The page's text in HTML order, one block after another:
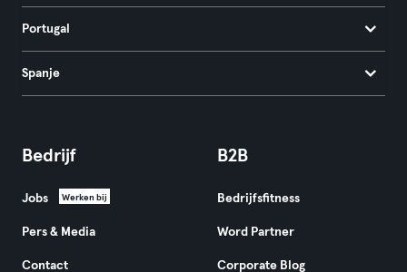
Portugal
Spanje
Bedrijf
Jobs Werken bij
Pers & Media
Contact
B2B
Bedrijfsfitness
Word Partner
Corporate Blog